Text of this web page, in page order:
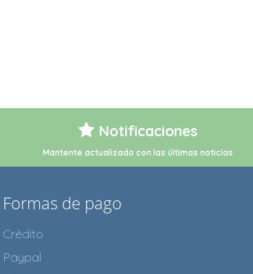
Notificaciones
Mantente actualizado con las últimas noticias
Formas de pago
Crédito
Paypal